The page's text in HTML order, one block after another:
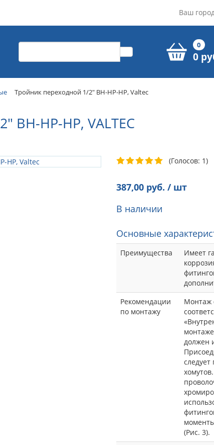
Ваш
0
0
Тройник переходной 1/2" ВН-НР-НР, Valtec
НР-НР, VALTEC
(Голосов: 1)
387,00 руб. / шт
В наличии
Основные
Преимущества
Имеет
Рекомендации
по монтажу
Монтаж
должен
(Рис. 3).